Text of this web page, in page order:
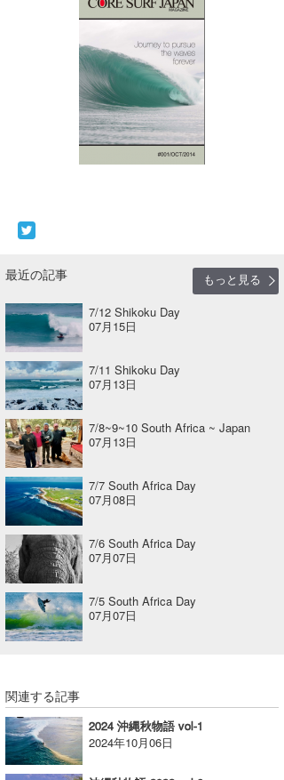
最近の記事
もっと見る
7/12 Shikoku Day
07月15日
7/11 Shikoku Day
07月13日
7/8~9~10 South Africa ~ Japan
07月13日
7/7 South Africa Day
07月08日
7/6 South Africa Day
07月07日
7/5 South Africa Day
07月07日
関連する記事
2024 沖縄秋物語 vol-1
2024年10月06日